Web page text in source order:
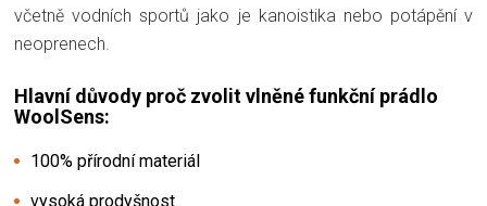
včetně vodních sportů jako je kanoistika nebo potápění v
neoprenech.
Hlavní důvody proč zvolit vlněné funkční prádlo
WoolSens:
100% přírodní materiál
vysoká prodyšnost